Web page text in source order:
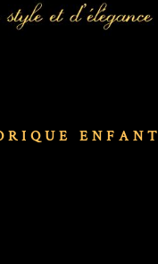
ENFANT